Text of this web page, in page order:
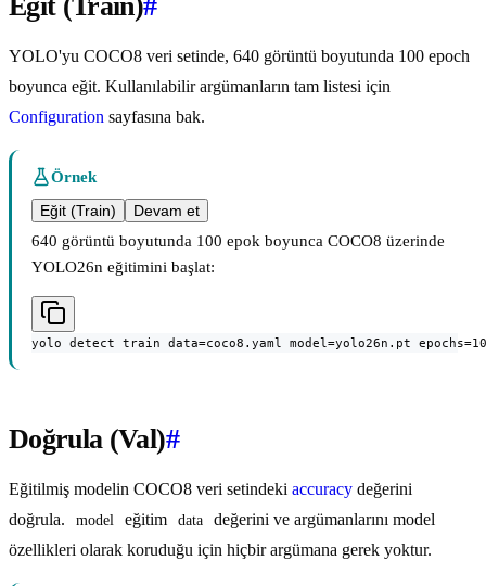
YOLO'yu COCO8 veri setinde, 640 görüntü boyutunda 100 epoch
boyunca eğit. Kullanılabilir argümanların tam listesi için
Configuration sayfasına bak.
Örnek
Eğit (Train)
Devam et
640 görüntü boyutunda 100 epok boyunca COCO8 üzerinde
YOLO26n eğitimini başlat:
yolo detect train data=coco8.yaml model=yolo26n.pt
Doğrula (Val)#
Eğitilmiş modelin COCO8 veri setindeki accuracy değerini
doğrula.
model eğitim data
değerini ve argümanlarını model
özellikleri olarak koruduğu için hiçbir argümana gerek yoktur.